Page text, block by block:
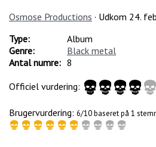
Osmose Productions · Udkom 24.
Type:
Album
Genre:
Black metal
Antal numre: 8
Officiel vurdering:
Brugervurdering: 6/10 baseret på 1